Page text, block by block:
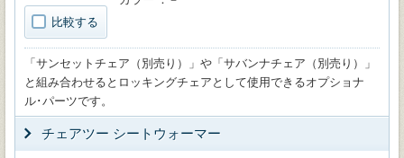
比較する
「サンセットチェア（別売り）」や「サバンナチェア（別売り）」
と組み合わせるとロッキングチェアとして使用できるオプショナ
ル･パーツです。
チェアツー シートウォーマー